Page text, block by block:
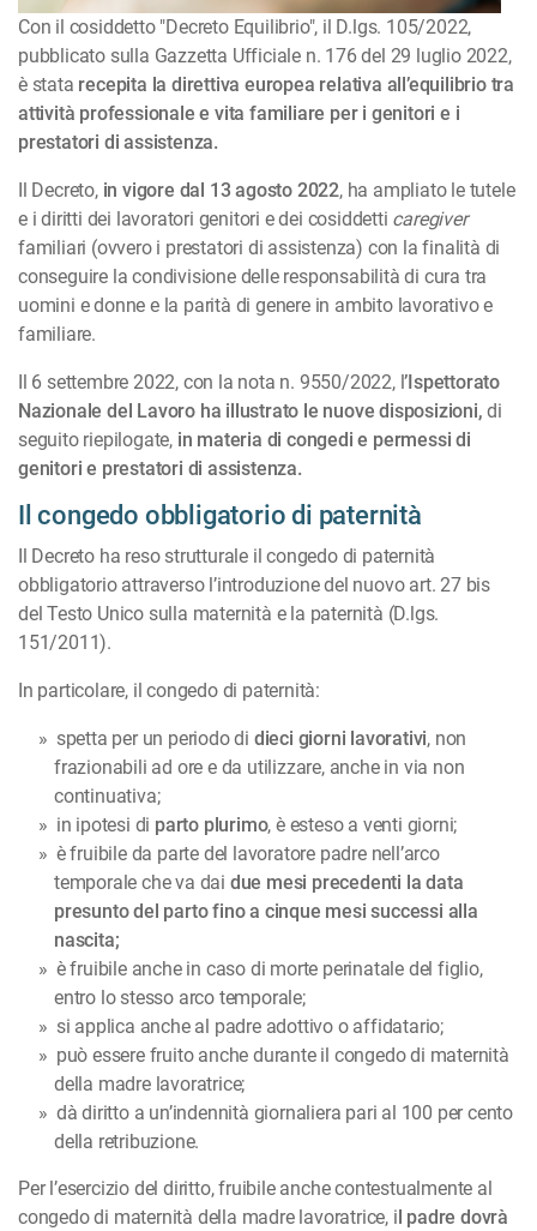
Con il cosiddetto "Decreto Equilibrio", il D.lgs. 105/2022,
pubblicato sulla Gazzetta Ufficiale n. 176 del 29 luglio 2022,
è stata recepita la direttiva europea relativa all’equilibrio tra
attività professionale e vita familiare per i genitori e i
prestatori di assistenza.
Il Decreto, in vigore dal 13 agosto 2022, ha ampliato le tutele
e i diritti dei lavoratori genitori e dei cosiddetti caregiver
familiari (ovvero i prestatori di assistenza) con la finalità di
conseguire la condivisione delle responsabilità di cura tra
uomini e donne e la parità di genere in ambito lavorativo e
familiare.
Il 6 settembre 2022, con la nota n. 9550/2022, l’Ispettorato
Nazionale del Lavoro ha illustrato le nuove disposizioni, di
seguito riepilogate, in materia di congedi e permessi di
genitori e prestatori di assistenza.
Il congedo obbligatorio di paternità
Il Decreto ha reso strutturale il congedo di paternità
obbligatorio attraverso l’introduzione del nuovo art. 27 bis
del Testo Unico sulla maternità e la paternità (D.lgs.
151/2011).
In particolare, il congedo di paternità:
spetta per un periodo di dieci giorni lavorativi, non
frazionabili ad ore e da utilizzare, anche in via non
continuativa;
in ipotesi di parto plurimo, è esteso a venti giorni;
è fruibile da parte del lavoratore padre nell’arco
temporale che va dai due mesi precedenti la data
presunto del parto fino a cinque mesi successi alla
nascita;
è fruibile anche in caso di morte perinatale del figlio,
entro lo stesso arco temporale;
si applica anche al padre adottivo o affidatario;
può essere fruito anche durante il congedo di maternità
della madre lavoratrice;
dà diritto a un’indennità giornaliera pari al 100 per cento
della retribuzione.
Per l’esercizio del diritto, fruibile anche contestualmente al
congedo di maternità della madre lavoratrice, i l padre dovrà